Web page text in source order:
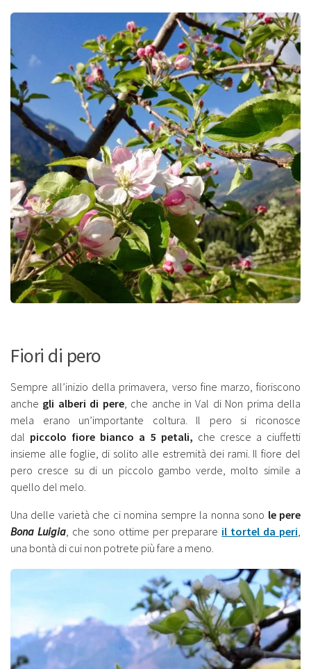
Fiori di pero
Sempre all’inizio della primavera, verso fine marzo, fioriscono
anche gli alberi di pere, che anche in Val di Non prima della
mela erano un’importante coltura. Il pero si riconosce
dal piccolo fiore bianco a 5 petali, che cresce a ciuffetti
insieme alle foglie, di solito alle estremità dei rami. Il fiore del
pero cresce su di un piccolo gambo verde, molto simile a
quello del melo.
Una delle varietà che ci nomina sempre la nonna sono le pere
Bona Luigia, che sono ottime per preparare il tortel da peri
una bontà di cui non potrete più fare a meno.